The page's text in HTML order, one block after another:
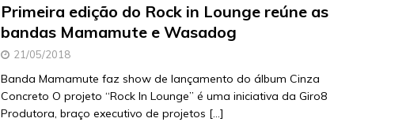
Primeira edição do Rock in Lounge reúne as
bandas Mamamute e Wasadog
21/05/2018
Banda Mamamute faz show de lançamento do álbum Cinza
Concreto O projeto “Rock In Lounge” é uma iniciativa da Giro8
Produtora, braço executivo de projetos […]